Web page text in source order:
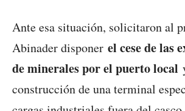
Ante esa situación, solicitaron al
Abinader disponer el cese de las
de minerales por el puerto local
construcción de una terminal